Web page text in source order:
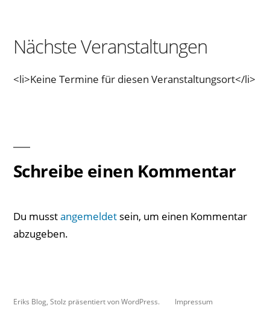
Nächste Veranstaltungen
<li>Keine Termine für diesen Veranstaltungsort</li>
Schreibe einen Kommentar
Du musstangemeldet sein, um einen Kommentar
abzugeben.
Eriks Blog Stolz präsentiert von WordPress. Impressum